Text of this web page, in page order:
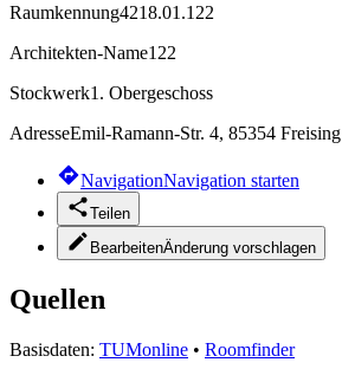
Raumkennung4218.01.122
Architekten-Name122
Stockwerk1. Obergeschoss
AdresseEmil-Ramann-Str. 4, 85354 Freising
NavigationNavigation starten
Teilen
BearbeitenÄnderung vorschlagen
Quellen
Basisdaten: TUMonline • Roomfinder